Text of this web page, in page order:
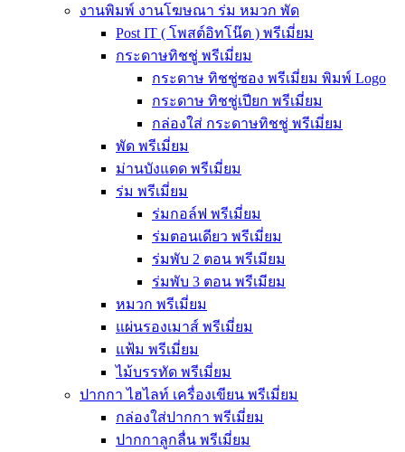
งานพิมพ์ งานโฆษณา ร่ม หมวก พัด
Post IT ( โพสต์อิทโน๊ต ) พรีเมี่ยม
กระดาษทิชชู่ พรีเมี่ยม
กระดาษ ทิชชู่ซอง พรีเมี่ยม พิมพ์ Logo
กระดาษ ทิชชู่เปียก พรีเมี่ยม
กล่องใส่ กระดาษทิชชู่ พรีเมี่ยม
พัด พรีเมี่ยม
ม่านบังแดด พรีเมี่ยม
ร่ม พรีเมี่ยม
ร่มกอล์ฟ พรีเมี่ยม
ร่มตอนเดียว พรีเมี่ยม
ร่มพับ 2 ตอน พรีเมียม
ร่มพับ 3 ตอน พรีเมียม
หมวก พรีเมี่ยม
แผ่นรองเมาส์ พรีเมี่ยม
แฟ้ม พรีเมี่ยม
ไม้บรรทัด พรีเมี่ยม
ปากกา ไฮไลท์ เครื่องเขียน พรีเมี่ยม
กล่องใส่ปากกา พรีเมี่ยม
ปากกาลูกลื่น พรีเมี่ยม